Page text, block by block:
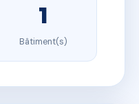
1
Bâtiment(s)